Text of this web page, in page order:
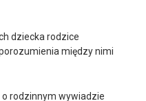
dziecka rodzice
między nimi
rodzinnym wywiadzie